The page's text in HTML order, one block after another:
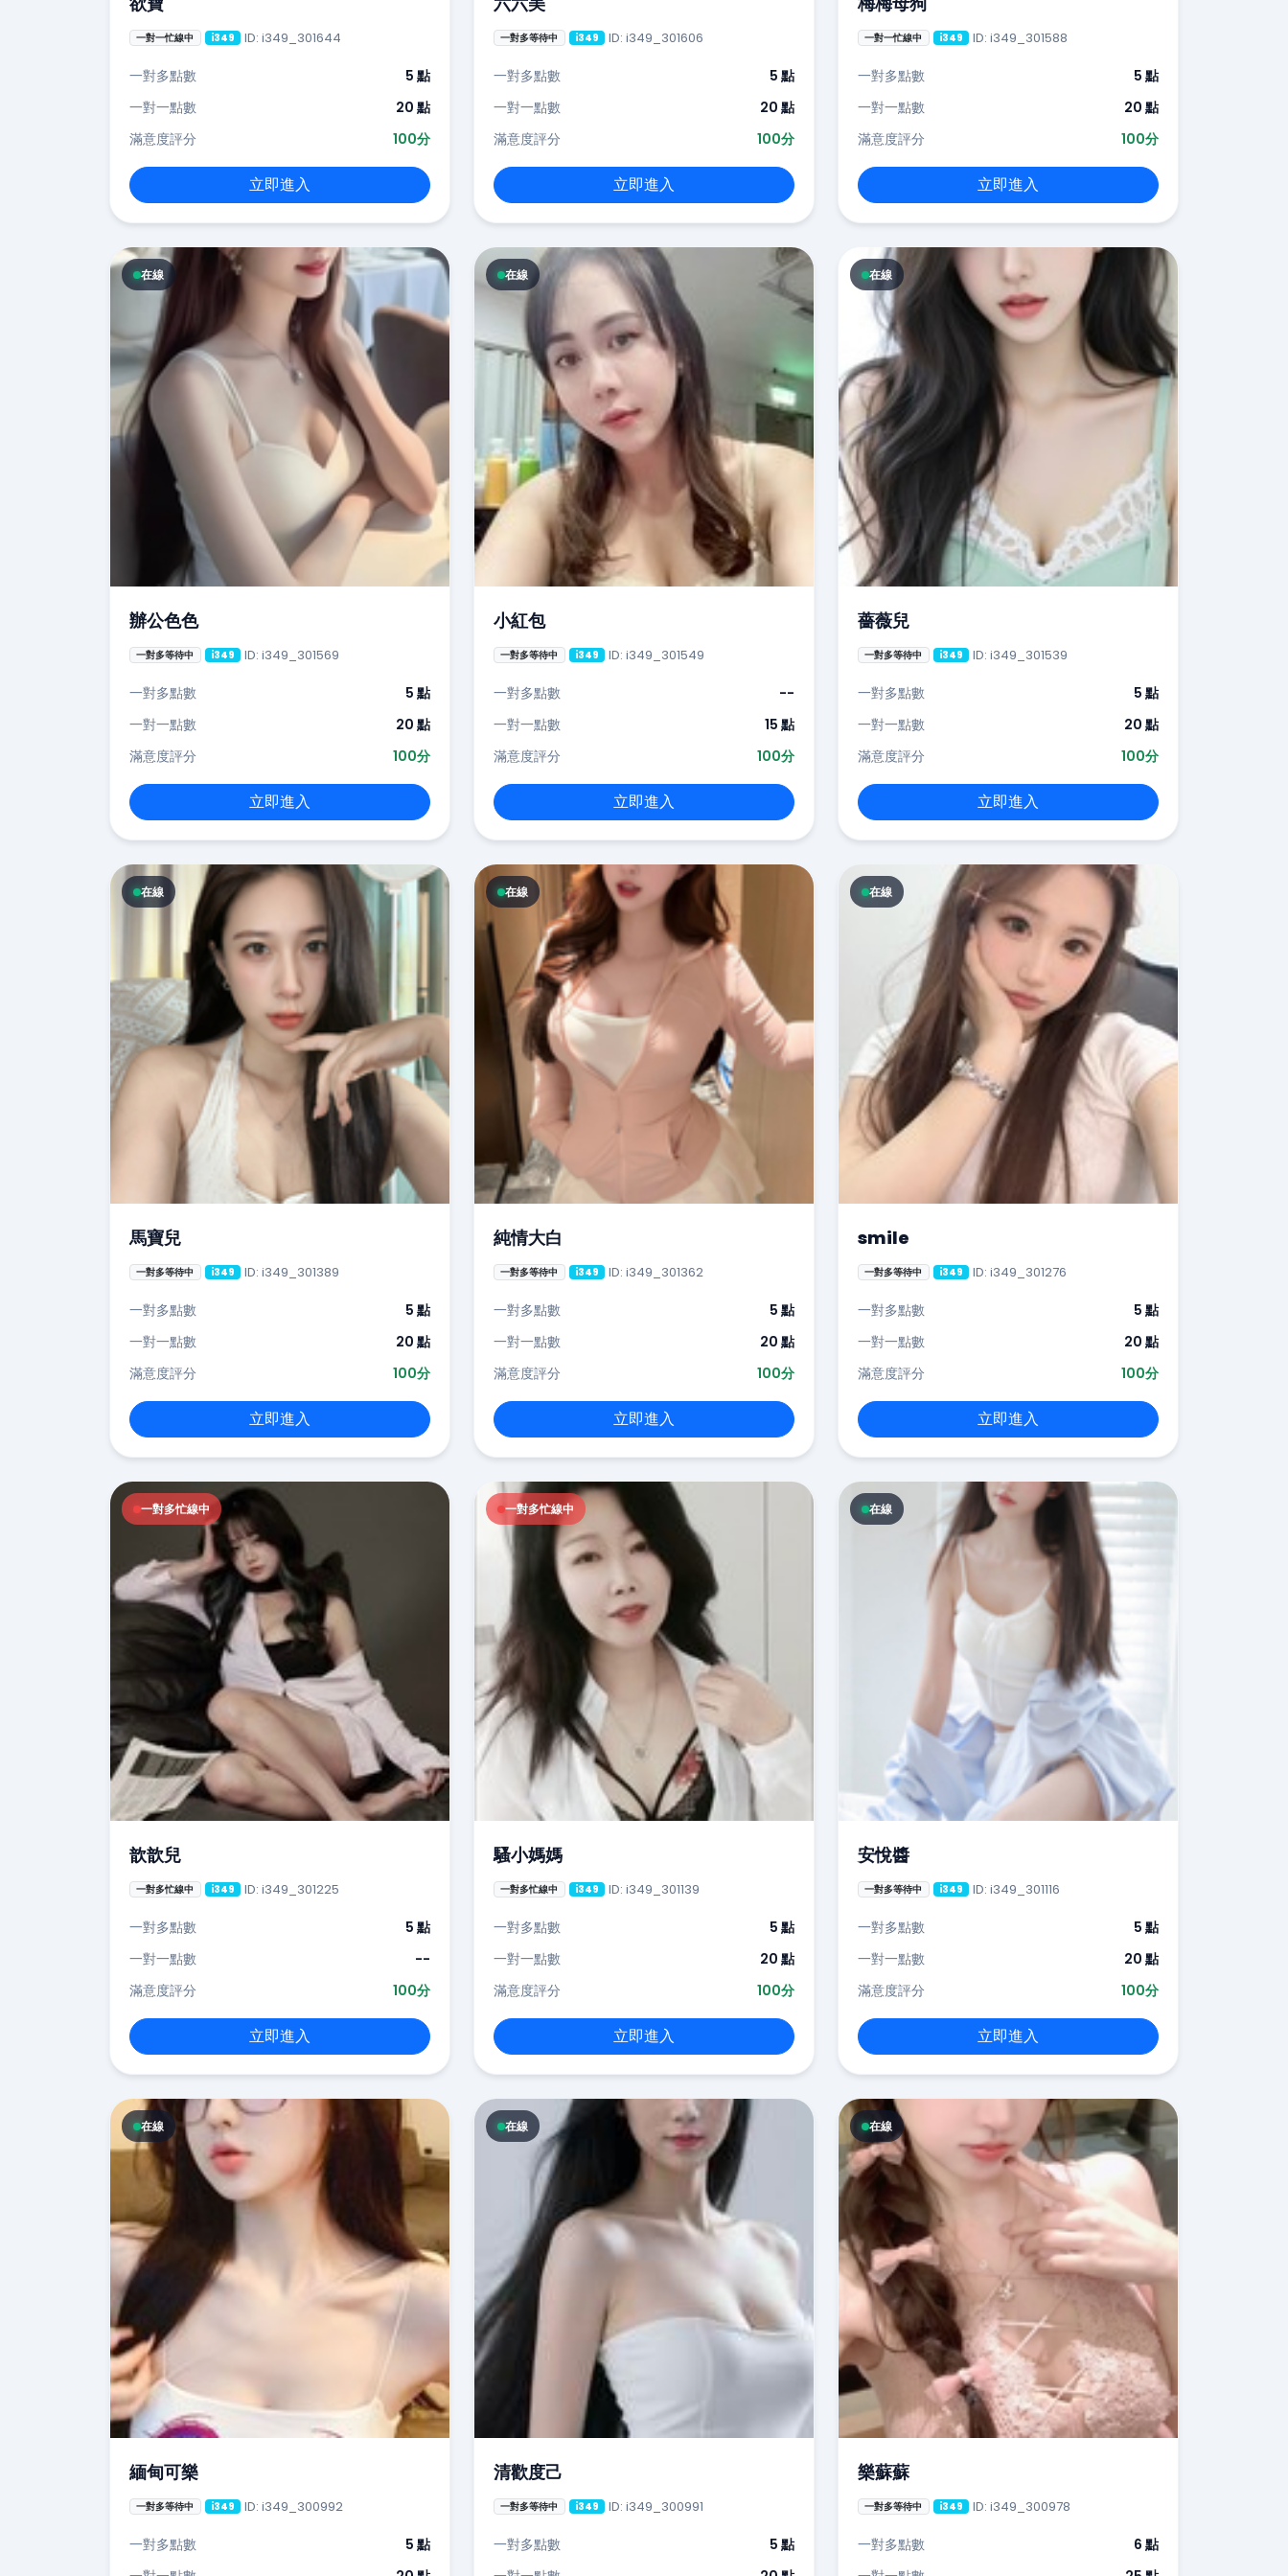
一對一忙線中 i349 ID: i349_301644
一對多點數
5 點
一對一點數
20 點
滿意度評分
100分
立即進入
一對多等待中 i349 ID: i349_301606
一對多點數
5 點
一對一點數
20 點
滿意度評分
100分
立即進入
一對一忙線中 i349 ID: i349_301588
一對多點數
5 點
一對一點數
20 點
滿意度評分
100分
立即進入
在線
辦公色色
一對多等待中 i349 ID: i349_301569
一對多點數
5 點
一對一點數
20 點
滿意度評分
100分
立即進入
在線
小紅包
一對多等待中 i349 ID: i349_301549
一對多點數
--
一對一點數
15 點
滿意度評分
100分
立即進入
在線
薔薇兒
一對多等待中 i349 ID: i349_301539
一對多點數
5 點
一對一點數
20 點
滿意度評分
100分
立即進入
在線
馬寶兒
一對多等待中 i349 ID: i349_301389
一對多點數
5 點
一對一點數
20 點
滿意度評分
100分
立即進入
在線
純情大白
一對多等待中 i349 ID: i349_301362
一對多點數
5 點
一對一點數
20 點
滿意度評分
100分
立即進入
在線
smile
一對多等待中 i349 ID: i349_301276
一對多點數
5 點
一對一點數
20 點
滿意度評分
100分
立即進入
一對多忙線中
歆歆兒
一對多忙線中 i349 ID: i349_301225
一對多點數
5 點
一對一點數
--
滿意度評分
100分
立即進入
一對多忙線中
騷小媽媽
一對多忙線中 i349 ID: i349_301139
一對多點數
5 點
一對一點數
20 點
滿意度評分
100分
立即進入
在線
安悅醬
一對多等待中 i349 ID: i349_301116
一對多點數
5 點
一對一點數
20 點
滿意度評分
100分
立即進入
在線
緬甸可樂
一對多等待中 i349 ID: i349_300992
一對多點數
5 點
在線
清歡度己
一對多等待中 i349 ID: i349_300991
一對多點數
5 點
在線
樂蘇蘇
一對多等待中 i349 ID: i349_300978
一對多點數
6 點